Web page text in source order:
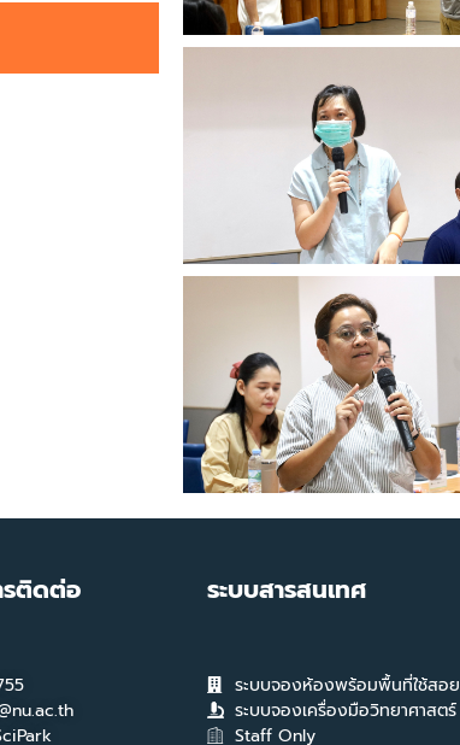
รติดต่อ ระบบสารสนเทศ
ระบบจองห้องพร้อมพื้นที่ใช้สอย
ระบบจองเครื่องมือวิทยาศาสตร์
Staff Only